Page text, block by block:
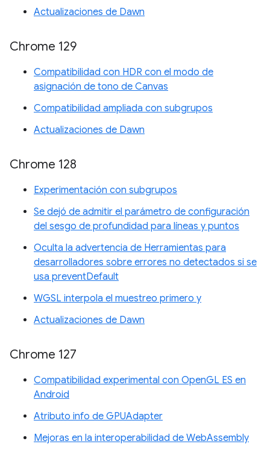
Actualizaciones de Dawn
Chrome 129
Compatibilidad con HDR con el modo de
asignación de tono de Canvas
Compatibilidad ampliada con subgrupos
Actualizaciones de Dawn
Chrome 128
Experimentación con subgrupos
Se dejó de admitir el parámetro de configuración
del sesgo de profundidad para líneas y puntos
Oculta la advertencia de Herramientas para
desarrolladores sobre errores no detectados si se
usa preventDefault
WGSL interpola el muestreo primero y
Actualizaciones de Dawn
Chrome 127
Compatibilidad experimental con OpenGL ES en
Android
Atributo info de GPUAdapter
Mejoras en la interoperabilidad de WebAssembly